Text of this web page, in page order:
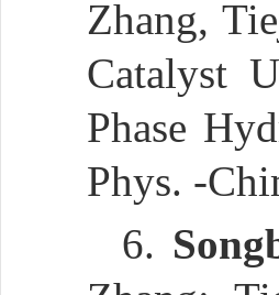
Zhang,
Catalyst
Phase
Phys. -
6.